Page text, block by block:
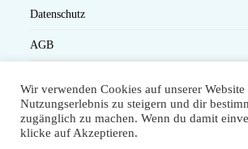
Datenschutz
AGB
Widerruf
Seminarteilnahme- und Storno-Bedingungen
Wir verwenden Cookies auf unserer Website
Nutzungserlebnis zu steigern und dir
zugänglich zu machen. Wenn du damit
klicke auf Akzeptieren.